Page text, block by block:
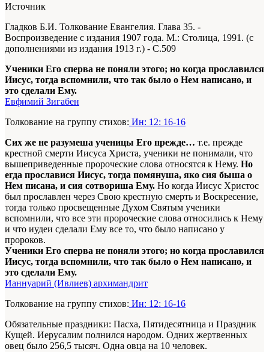
Источник
Гладков Б.И. Толкование Евангелия. Глава 35. -
Воспроизведение с издания 1907 года. М.: Столица, 1991. (с
дополнениями из издания 1913 г.) - С.509
Ученики Его сперва не поняли этого; но когда прославился
Иисус, тогда вспомнили, что так было о Нем написано, и
это сделали Ему.
Евфимий Зигабен
Толкование на группу стихов: Ин: 12: 16-16
Сих же не разумеша ученицы Его прежде… т.е. прежде
крестной смерти Иисуса Христа, ученики не понимали, что
вышеприведенные пророческие слова относятся к Нему. Но
егда прославися Иисус, тогда помянуша, яко сия быша о
Нем писана, и сия сотвориша Ему. Но когда Иисус Христос
был прославлен через Свою крестную смерть и Воскресение,
тогда только просвещенные Духом Святым ученики
вспомнили, что все эти пророческие слова относились к Нему
и что иудеи сделали Ему все то, что было написано у
пророков.
Ученики Его сперва не поняли этого; но когда прославился
Иисус, тогда вспомнили, что так было о Нем написано, и
это сделали Ему.
Ианнуарий (Ивлиев) архимандрит
Толкование на группу стихов: Ин: 12: 16-16
Обязательные праздники: Пасха, Пятидесятница и Праздник
Кущей. Иерусалим полнился народом. Одних жертвенных
овец было 256,5 тысяч. Одна овца на 10 человек.